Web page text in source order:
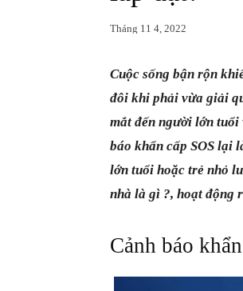
Tháng 11 4, 2022
Cuộc sống bận rộn
đôi khi phải vừa giải
mắt đến người lớn
báo khẩn cấp SOS lại
lớn tuổi hoặc trẻ nhỏ
nhà là gì ?, hoạt động
Cảnh báo